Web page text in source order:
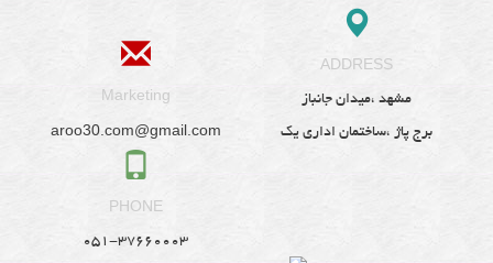
Marketing
aroo30.com@gmail.com
ADDRESS
مشهد ،میدان جانباز
برج پاژ ،ساختمان اداری یک
PHONE
051-37660003